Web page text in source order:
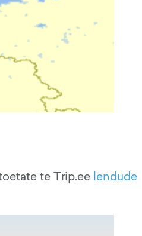
te Trip.ee lendude